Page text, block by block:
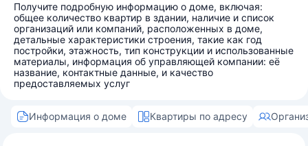
Получите подробную информацию о доме, включая:
общее количество квартир в здании, наличие и список
организаций или компаний, расположенных в доме,
детальные характеристики строения, такие как год
постройки, этажность, тип конструкции и использованные
материалы, информация об управляющей компании: её
название, контактные данные, и качество
предоставляемых услуг
Информация о доме Квартиры по адресу